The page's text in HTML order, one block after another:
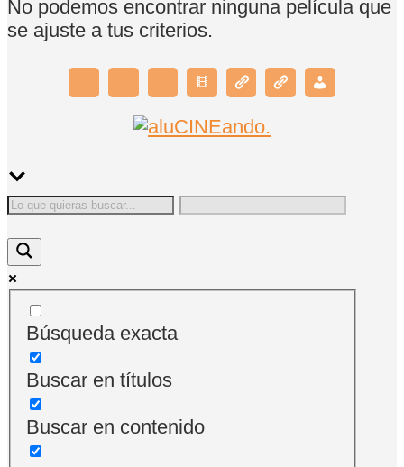
No podemos encontrar ninguna película que
se ajuste a tus criterios.
Búsqueda exacta
Buscar en títulos
Buscar en contenido